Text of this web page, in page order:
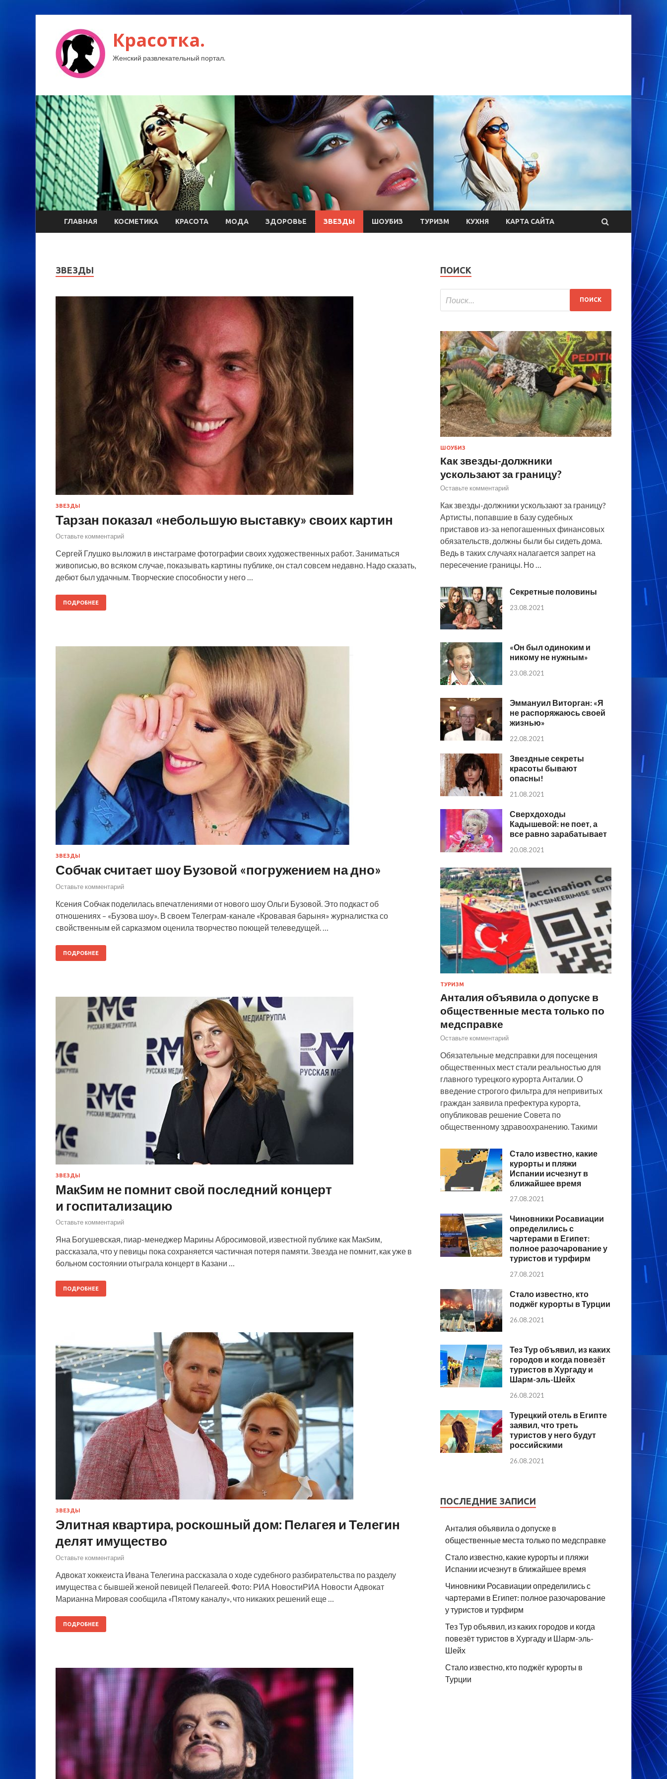
Красотка.
Женский развлекательный портал.
ГЛАВНАЯ КОСМЕТИКА КРАСОТА МОДА ЗДОРОВЬЕ ЗВЕЗДЫ ШОУБИЗ ТУРИЗМ КУХНЯ КАРТА САЙТА
ЗВЕЗДЫ
ЗВЕЗДЫ
Тарзан показал «небольшую выставку» своих картин
Оставьте комментарий
Сергей Глушко выложил в инстаграме фотографии своих художественных работ. Заниматься
живописью, во всяком случае, показывать картины публике, он стал совсем недавно. Надо сказать,
дебют был удачным. Творческие способности у него …
ПОДРОБНЕЕ
ЗВЕЗДЫ
Собчак считает шоу Бузовой «погружением на дно»
Оставьте комментарий
Ксения Собчак поделилась впечатлениями от нового шоу Ольги Бузовой. Это подкаст об
отношениях – «Бузова шоу». В своем Телеграм-канале «Кровавая барыня» журналистка со
свойственным ей сарказмом оценила творчество поющей телеведущей. …
ПОДРОБНЕЕ
ЗВЕЗДЫ
МакSим не помнит свой последний концерт
и госпитализацию
Оставьте комментарий
Яна Богушевская, пиар-менеджер Марины Абросимовой, известной публике как МакSим,
рассказала, что у певицы пока сохраняется частичная потеря памяти. Звезда не помнит, как уже в
больном состоянии отыграла концерт в Казани …
ПОДРОБНЕЕ
ЗВЕЗДЫ
Элитная квартира, роскошный дом: Пелагея и Телегин
делят имущество
Оставьте комментарий
Адвокат хоккеиста Ивана Телегина рассказала о ходе судебного разбирательства по разделу
имущества с бывшей женой певицей Пелагеей. Фото: РИА НовостиРИА Новости Адвокат
Марианна Мировая сообщила «Пятому каналу», что никаких решений еще …
ПОДРОБНЕЕ
ПОИСК
ШОУБИЗ
Как звезды-должники
ускользают за границу?
Оставьте комментарий
Как звезды-должники ускользают за границу?
Артисты, попавшие в базу судебных
приставов из-за непогашенных финансовых
обязательств, должны были бы сидеть дома.
Ведь в таких случаях налагается запрет на
пересечение границы. Но …
Секретные половины
23.08.2021
«Он был одиноким и
никому не нужным»
23.08.2021
Эммануил Виторган: «Я
не распоряжаюсь своей
жизнью»
22.08.2021
Звездные секреты
красоты бывают
опасны!
21.08.2021
Сверхдоходы
Кадышевой: не поет, а
все равно зарабатывает
20.08.2021
ТУРИЗМ
Анталия объявила о допуске в
общественные места только по
медсправке
Оставьте комментарий
Обязательные медсправки для посещения
общественных мест стали реальностью для
главного турецкого курорта Анталии. О
введение строгого фильтра для непривитых
граждан заявила префектура курорта,
опубликовав решение Совета по
общественному здравоохранению. Такими
Стало известно, какие
курорты и пляжи
Испании исчезнут в
ближайшее время
27.08.2021
Чиновники Росавиации
определились с
чартерами в Египет:
полное разочарование у
туристов и турфирм
27.08.2021
Стало известно, кто
поджёг курорты в Турции
26.08.2021
Тез Тур объявил, из каких
городов и когда повезёт
туристов в Хургаду и
Шарм-эль-Шейх
26.08.2021
Турецкий отель в Египте
заявил, что треть
туристов у него будут
российскими
26.08.2021
ПОСЛЕДНИЕ ЗАПИСИ
Анталия объявила о допуске в
общественные места только по медсправке
Стало известно, какие курорты и пляжи
Испании исчезнут в ближайшее время
Чиновники Росавиации определились с
чартерами в Египет: полное разочарование
у туристов и турфирм
Тез Тур объявил, из каких городов и когда
повезёт туристов в Хургаду и Шарм-эль-
Шейх
Стало известно, кто поджёг курорты в
Турции